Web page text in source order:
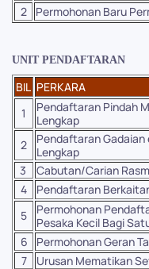
2
Permohonan Baru
UNIT PENDAFTARAN
BIL PERKARA
1
Pendaftaran Pindah
Lengkap
2
Pendaftaran Gadaian
Lengkap
3
Cabutan/Carian
4
Pendaftaran
5
Permohonan
Pesaka Kecil Bagi
6
Permohonan Geran
7
Urusan Mematikan